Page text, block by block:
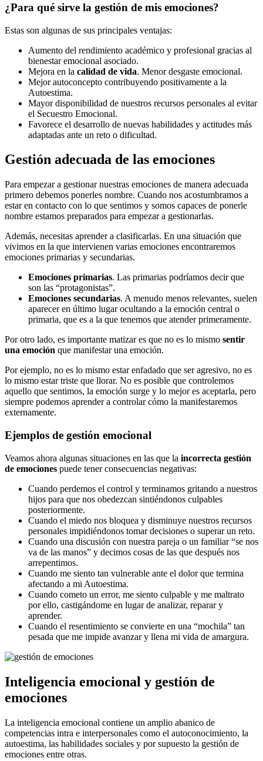
¿Para qué sirve la gestión de mis emociones?
Estas son algunas de sus principales ventajas:
Aumento del rendimiento académico y profesional gracias al
bienestar emocional asociado.
Mejora en la calidad de vida. Menor desgaste emocional.
Mejor autoconcepto contribuyendo positivamente a la
Autoestima.
Mayor disponibilidad de nuestros recursos personales al evitar
el Secuestro Emocional.
Favorece el desarrollo de nuevas habilidades y actitudes más
adaptadas ante un reto o dificultad.
Gestión adecuada de las emociones
Para empezar a gestionar nuestras emociones de manera adecuada
primero debemos ponerles nombre. Cuando nos acostumbramos a
estar en contacto con lo que sentimos y somos capaces de ponerle
nombre estamos preparados para empezar a gestionarlas.
Además, necesitas aprender a clasificarlas. En una situación que
vivimos en la que intervienen varias emociones encontraremos
emociones primarias y secundarias.
Emociones primarias. Las primarias podríamos decir que
son las “protagonistas”.
Emociones secundarias. A menudo menos relevantes, suelen
aparecer en último lugar ocultando a la emoción central o
primaria, que es a la que tenemos que atender primeramente.
Por otro lado, es importante matizar es que no es lo mismo sentir
una emoción que manifestar una emoción.
Por ejemplo, no es lo mismo estar enfadado que ser agresivo, no es
lo mismo estar triste que llorar. No es posible que controlemos
aquello que sentimos, la emoción surge y lo mejor es aceptarla, pero
siempre podemos aprender a controlar cómo la manifestaremos
externamente.
Ejemplos de gestión emocional
Veamos ahora algunas situaciones en las que la incorrecta gestión
de emociones puede tener consecuencias negativas:
Cuando perdemos el control y terminamos gritando a nuestros
hijos para que nos obedezcan sintiéndonos culpables
posteriormente.
Cuando el miedo nos bloquea y disminuye nuestros recursos
personales impidiéndonos tomar decisiones o superar un reto.
Cuando una discusión con nuestra pareja o un familiar “se nos
va de las manos” y decimos cosas de las que después nos
arrepentimos.
Cuando me siento tan vulnerable ante el dolor que termina
afectando a mi Autoestima.
Cuando cometo un error, me siento culpable y me maltrato
por ello, castigándome en lugar de analizar, reparar y
aprender.
Cuando el resentimiento se convierte en una “mochila” tan
pesada que me impide avanzar y llena mi vida de amargura.
Inteligencia emocional y gestión de
emociones
La inteligencia emocional contiene un amplio abanico de
competencias intra e interpersonales como el autoconocimiento, la
autoestima, las habilidades sociales y por supuesto la gestión de
emociones entre otras.